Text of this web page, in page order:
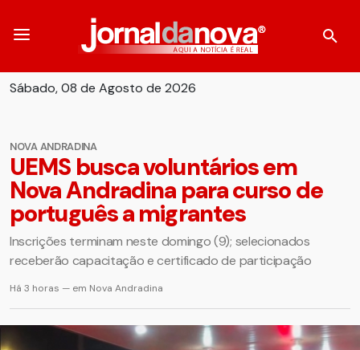
Sábado, 08 de Agosto de 2026
NOVA ANDRADINA
UEMS busca voluntários em
Nova Andradina para curso de
português a migrantes
Inscrições terminam neste domingo (9); selecionados
receberão capacitação e certificado de participação
Há 3 horas — em Nova Andradina